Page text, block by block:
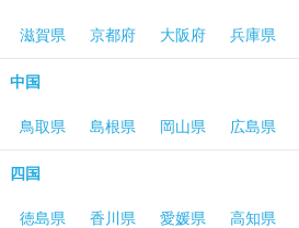
滋賀県 京都府 大阪府 兵庫県
中国
鳥取県 島根県 岡山県 広島県
四国
徳島県 香川県 愛媛県 高知県